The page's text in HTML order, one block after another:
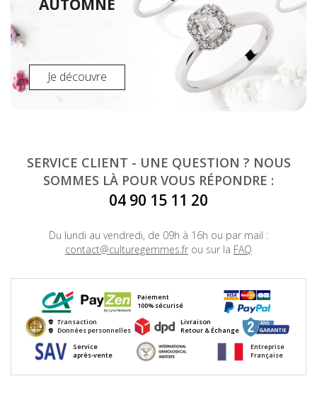
AUTOMNE
Je découvre
SERVICE CLIENT - UNE QUESTION ? NOUS
SOMMES LÀ POUR VOUS RÉPONDRE :
04 90 15 11 20
Du lundi au vendredi, de 09h à 16h ou par mail :
contact@culturegemmes.fr ou sur la FAQ
Paiement
100% sécurisé
Transaction
Données personnelles
Livraison
Retour & Échange
Service
après-vente
Entreprise
Française